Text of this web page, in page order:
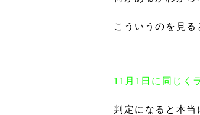
こういうのを見
11月1日に同じく
判定になると本